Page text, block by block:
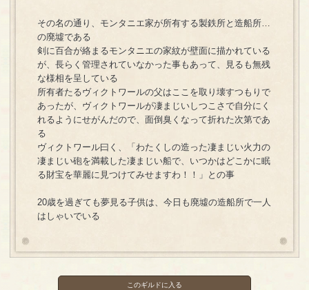
その名の通り、モンタニエ家が所有する製鉄所と造船所…
の廃墟である
剣に百合が絡まるモンタニエの家紋が壁面に描かれている
が、長らく管理されていなかった事もあって、見るも無残
な様相を呈している
所有者たるヴィクトワールの父はここを取り壊すつもりで
あったが、ヴィクトワールが凄まじいしつこさで自分にく
れるようにせがんだので、面倒臭くなって折れた次第であ
る
ヴィクトワール曰く、「わたくしの造った凄まじい火力の
凄まじい砲を満載した凄まじい船で、いつかはどこかに眠
る財宝を華麗に見つけてみせますわ！！」との事
20歳を過ぎても夢見る子供は、今日も廃墟の造船所で一人
はしゃいでいる
このギルドに入る